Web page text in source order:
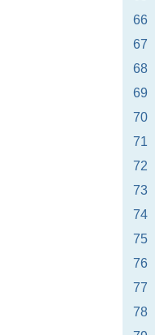
66
67
68
69
70
71
72
73
74
75
76
77
78